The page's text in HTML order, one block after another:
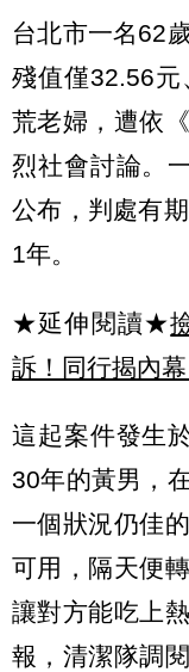
台北市一名62
殘值僅32.56
荒老婦，遭依《
烈社會討論。
公布，判處有
1年。
★延伸閱讀★
訴！同行揭內
這起案件發生
30年的黃男，
一個狀況仍佳
可用，隔天便
讓對方能吃上
報，清潔隊調